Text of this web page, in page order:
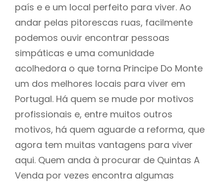
país e e um local perfeito para viver. Ao
andar pelas pitorescas ruas, facilmente
podemos ouvir encontrar pessoas
simpáticas e uma comunidade
acolhedora o que torna Principe Do Monte
um dos melhores locais para viver em
Portugal. Há quem se mude por motivos
profissionais e, entre muitos outros
motivos, há quem aguarde a reforma, que
agora tem muitas vantagens para viver
aqui. Quem anda à procurar de Quintas A
Venda por vezes encontra algumas